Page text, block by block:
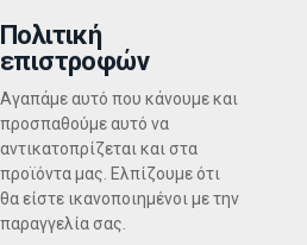
Πολιτική
επιστροφών
Αγαπάμε αυτό που κάνουμε και
προσπαθούμε αυτό να
αντικατοπρίζεται και στα
προϊόντα μας. Ελπίζουμε ότι
θα είστε ικανοποιημένοι με την
παραγγελία σας.